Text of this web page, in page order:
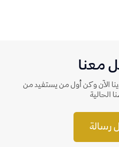
معنا
الآن وكن أول من يستفيد من
الحالية
رسالة